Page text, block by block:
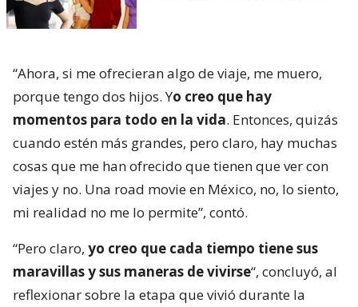
“Ahora, si me ofrecieran algo de viaje, me muero,
porque tengo dos hijos. Yo creo que hay
momentos para todo en la vida. Entonces, quizás
cuando estén más grandes, pero claro, hay muchas
cosas que me han ofrecido que tienen que ver con
viajes y no. Una road movie en México, no, lo siento,
mi realidad no me lo permite”, contó.
“Pero claro, yo creo que cada tiempo tiene sus
maravillas y sus maneras de vivirse“, concluyó, al
reflexionar sobre la etapa que vivió durante la